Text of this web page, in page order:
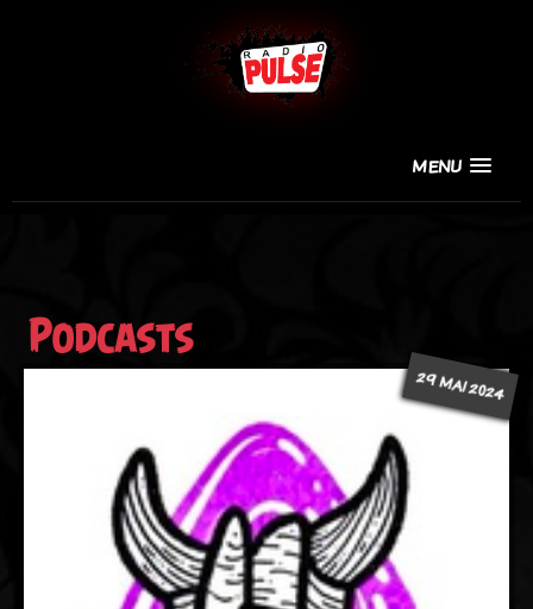
MENU
Podcasts
29 MAI 2024